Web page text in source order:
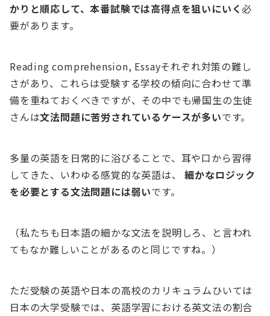
かりと順応して、本番試験では高得点を狙いにいく必
要があります。
Reading comprehension, Essayそれぞれ対策の難し
さがあり、これらは受験する学校の傾向に合わせて準
備を重ねておくべきですが、その中でも帰国生の生徒
さんは文法問題に苦労されているケースが多いです。
多量の英語を日常的に浴びることで、耳や口から習得
してきた、いわゆる感覚的な英語は、細かなロジック
を必要とする文法問題には弱いです。
（私たちも日本語の細かな文法を説明しろ、と言われ
てもなか難しいことがあるのと同じですね。）
ただ受験の英語や日本の高校のカリキュラムひいては
日本の大学受験では、英語学習における英文法の割合